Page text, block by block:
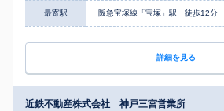
最寄駅 阪急宝塚線「宝塚」駅 徒歩12分
詳細を見る
近鉄不動産株式会社 神戸三宮営業所